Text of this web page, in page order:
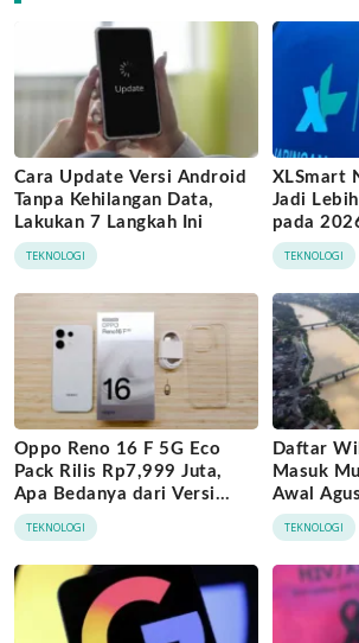
Cara Update Versi Android
Tanpa Kehilangan Data,
Lakukan 7 Langkah Ini
TEKNOLOGI
XLSmart
Jadi
pada
TEKNOLOGI
Oppo Reno 16 F 5G Eco
Pack Rilis Rp7,999 Juta,
Apa Bedanya dari Versi
Biasa?
TEKNOLOGI
Daftar
Masuk
Awal
TEKNOLOGI